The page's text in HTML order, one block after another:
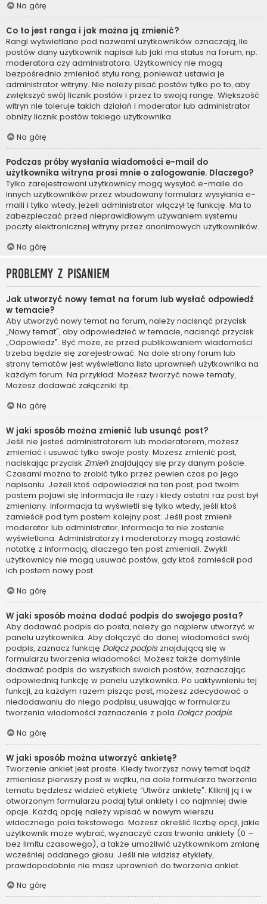
Na górę
Co to jest ranga i jak można ją zmienić?
Rangi wyświetlane pod nazwami użytkowników oznaczają, ile
postów dany użytkownik napisał lub jaki ma status na forum, np.
moderatora czy administratora. Użytkownicy nie mogą
bezpośrednio zmieniać stylu rang, ponieważ ustawia je
administrator witryny. Nie należy pisać postów tylko po to, aby
zwiększyć swój licznik postów i przez to swoją rangę. Większość
witryn nie toleruje takich działań i moderator lub administrator
obniży licznik postów takiego użytkownika.
Na górę
Podczas próby wysłania wiadomości e-mail do
użytkownika witryna prosi mnie o zalogowanie. Dlaczego?
Tylko zarejestrowani użytkownicy mogą wysyłać e-maile do
innych użytkowników przez wbudowany formularz wysyłania e-
maili i tylko wtedy, jeżeli administrator włączył tę funkcję. Ma to
zabezpieczać przed nieprawidłowym używaniem systemu
poczty elektronicznej witryny przez anonimowych użytkowników.
Na górę
Problemy z pisaniem
Jak utworzyć nowy temat na forum lub wysłać odpowiedź
w temacie?
Aby utworzyć nowy temat na forum, należy nacisnąć przycisk
„Nowy temat”, aby odpowiedzieć w temacie, nacisnąć przycisk
„Odpowiedz”. Być może, że przed publikowaniem wiadomości
trzeba będzie się zarejestrować. Na dole strony forum lub
strony tematów jest wyświetlana lista uprawnień użytkownika na
każdym forum. Na przykład: Możesz tworzyć nowe tematy,
Możesz dodawać załączniki itp.
Na górę
W jaki sposób można zmienić lub usunąć post?
Jeśli nie jesteś administratorem lub moderatorem, możesz
zmieniać i usuwać tylko swoje posty. Możesz zmienić post,
naciskając przycisk Zmieńznajdujący się przy danym poście.
Czasami można to zrobić tylko przez pewien czas po jego
napisaniu. Jeżeli ktoś odpowiedział na ten post, pod twoim
postem pojawi się informacja ile razy i kiedy ostatni raz post był
zmieniany. Informacja ta wyświetli się tylko wtedy, jeśli ktoś
zamieścił pod tym postem kolejny post. Jeśli post zmienił
moderator lub administrator, informacja ta nie zostanie
wyświetlona. Administratorzy i moderatorzy mogą zostawić
notatkę z informacją, dlaczego ten post zmieniali. Zwykli
użytkownicy nie mogą usuwać postów, gdy ktoś zamieścił pod
ich postem nowy post.
Na górę
W jaki sposób można dodać podpis do swojego posta?
Aby dodawać podpis do posta, należy go najpierw utworzyć w
panelu użytkownika. Aby dołączyć do danej wiadomości swój
podpis, zaznacz funkcję Dołącz podpisznajdującą się w
formularzu tworzenia wiadomości. Możesz także domyślnie
dodawać podpis do wszystkich swoich postów, zaznaczając
odpowiednią funkcję w panelu użytkownika. Po uaktywnieniu tej
funkcji, za każdym razem pisząc post, możesz zdecydować o
niedodawaniu do niego podpisu, usuwając w formularzu
tworzenia wiadomości zaznaczenie z pola Dołącz podpis.
Na górę
W jaki sposób można utworzyć ankietę?
Tworzenie ankiet jest proste. Kiedy tworzysz nowy temat bądź
zmieniasz pierwszy post w wątku, na dole formularza tworzenia
tematu będziesz widzieć etykietę “Utwórz ankietę”. Kliknij ją i w
otworzonym formularzu podaj tytuł ankiety i co najmniej dwie
opcje. Każdą opcję należy wpisać w nowym wierszu
widocznego pola tekstowego. Możesz określić liczbę opcji, jakie
użytkownik może wybrać, wyznaczyć czas trwania ankiety (0 –
bez limitu czasowego), a także umożliwić użytkownikom zmianę
wcześniej oddanego głosu. Jeśli nie widzisz etykiety,
prawdopodobnie nie masz uprawnień do tworzenia ankiet.
Na górę